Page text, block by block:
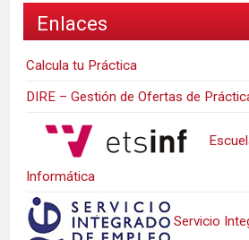
Enlaces
Calcula tu Práctica
DIRE – Gestión de Ofertas de
Informática
Servicio